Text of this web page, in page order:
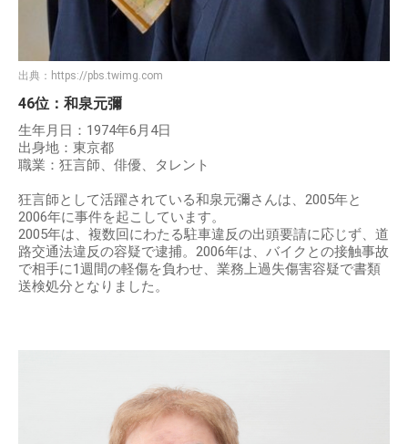
出典： https://pbs.twimg.com
46位：和泉元彌
生年月日：1974年6月4日
出身地：東京都
職業：狂言師、俳優、タレント
狂言師として活躍されている和泉元彌さんは、2005年と
2006年に事件を起こしています。
2005年は、複数回にわたる駐車違反の出頭要請に応じず、道
路交通法違反の容疑で逮捕。2006年は、バイクとの接触事故
で相手に1週間の軽傷を負わせ、業務上過失傷害容疑で書類
送検処分となりました。